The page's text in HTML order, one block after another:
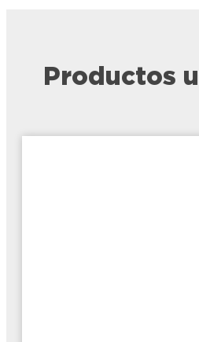
Productos